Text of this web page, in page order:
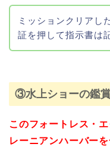
ミッションクリアし
証を押して指示書は
③水上ショーの鑑
このフォートレス・
レーニアンハーバー